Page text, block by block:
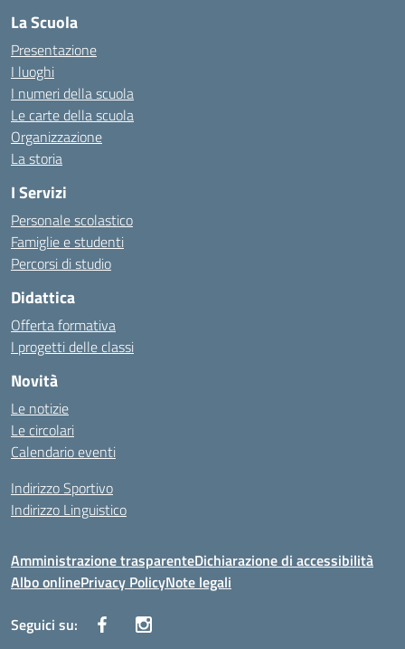
La Scuola
Presentazione
I luoghi
I numeri della scuola
Le carte della scuola
Organizzazione
La storia
I Servizi
Personale scolastico
Famiglie e studenti
Percorsi di studio
Didattica
Offerta formativa
I progetti delle classi
Novità
Le notizie
Le circolari
Calendario eventi
Indirizzo Sportivo
Indirizzo Linguistico
Amministrazione trasparenteDichiarazione di accessibilità
Albo onlinePrivacy PolicyNote legali
Seguici su: